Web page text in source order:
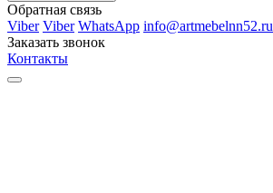
Обратная связь
Viber Viber WhatsApp info@artmebelnn52.ru
Заказать звонок
Контакты